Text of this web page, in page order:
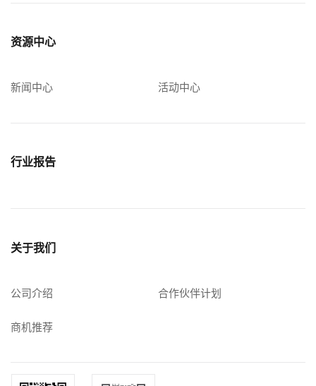
资源中心
新闻中心 活动中心
行业报告
关于我们
公司介绍 合作伙伴计划
商机推荐